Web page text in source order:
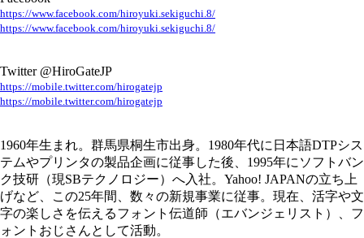
https://www.facebook.com/hiroyuki.sekiguchi.8/
https://www.facebook.com/hiroyuki.sekiguchi.8/
Twitter @HiroGateJP
https://mobile.twitter.com/hirogatejp
https://mobile.twitter.com/hirogatejp
1960年生まれ。群馬県桐生市出身。1980年代に日本語DTPシス
テムやプリンタの製品企画に従事した後、1995年にソフトバン
ク技研（現SBテクノロジー）へ入社。Yahoo! JAPANの立ち上
げなど、この25年間、数々の新規事業に従事。現在、活字や文
字の楽しさを伝えるフォント伝道師（エバンジェリスト）、フ
ォントおじさんとして活動。